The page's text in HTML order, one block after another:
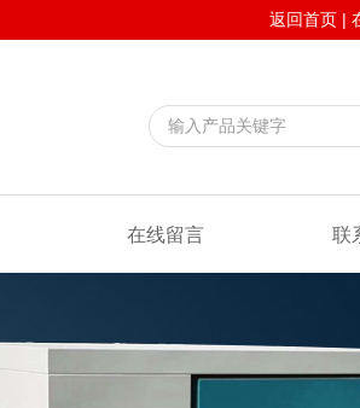
返回首页 |
在线留言 联